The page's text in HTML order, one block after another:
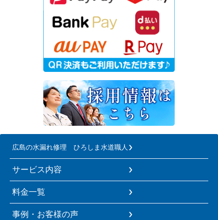
広島の水漏れ修理 ひろしま水道職人
サービス内容
料金一覧
事例・お客様の声